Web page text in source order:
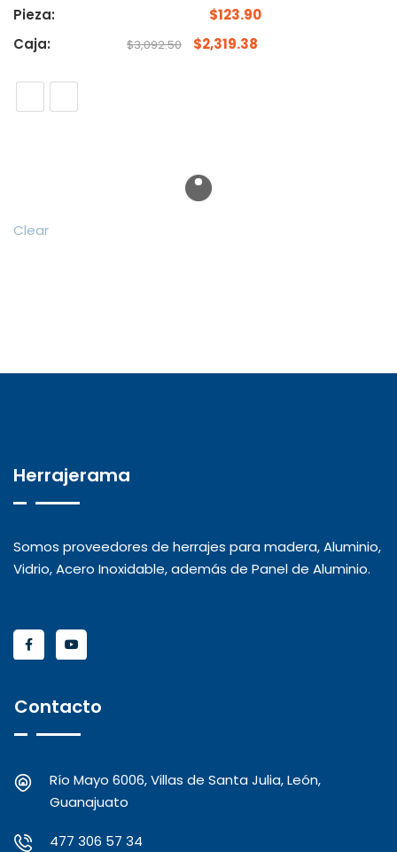
Pieza: $123.90
Caja:
$3,092.50 $2,319.38
Clear
Herrajerama
Somos proveedores de herrajes para madera, Aluminio,
Vidrio, Acero Inoxidable, además de Panel de Aluminio.
Contacto
Río Mayo 6006, Villas de Santa Julia, León,
Guanajuato
477 306 57 34